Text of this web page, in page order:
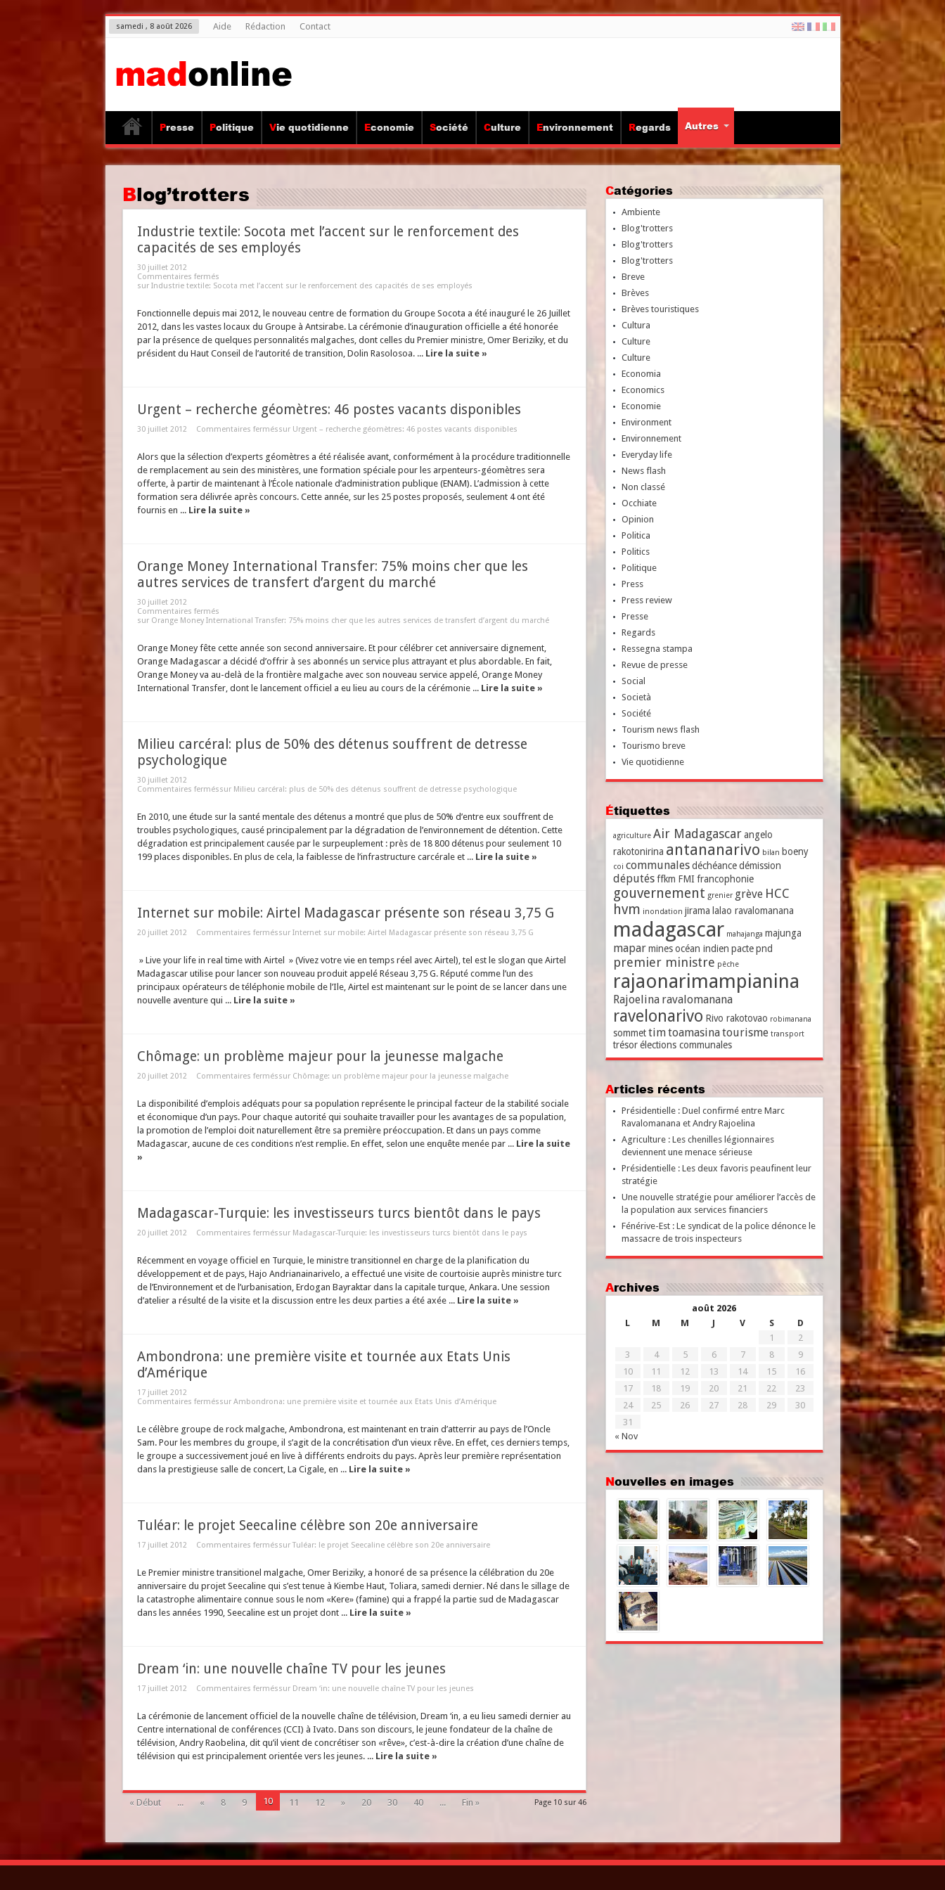
samedi , 8 août 2026 Aide Rédaction Contact
Presse Politique Vie quotidienne Economie Société Culture Environnement Regards Autres
Blog’trotters
Industrie textile: Socota met l’accent sur le renforcement des
capacités de ses employés
30 juillet 2012
Commentaires fermés
sur Industrie textile: Socota met l’accent sur le renforcement des capacités de ses employés
Fonctionnelle depuis mai 2012, le nouveau centre de formation du Groupe Socota a été inauguré le 26 Juillet
2012, dans les vastes locaux du Groupe à Antsirabe. La cérémonie d’inauguration officielle a été honorée
par la présence de quelques personnalités malgaches, dont celles du Premier ministre, Omer Beriziky, et du
président du Haut Conseil de l’autorité de transition, Dolin Rasolosoa. ... Lire la suite »
Urgent – recherche géomètres: 46 postes vacants disponibles
30 juillet 2012 Commentaires ferméssur Urgent – recherche géomètres: 46 postes vacants disponibles
Alors que la sélection d’experts géomètres a été réalisée avant, conformément à la procédure traditionnelle
de remplacement au sein des ministères, une formation spéciale pour les arpenteurs-géomètres sera
offerte, à partir de maintenant à l’École nationale d’administration publique (ENAM). L’admission à cette
formation sera délivrée après concours. Cette année, sur les 25 postes proposés, seulement 4 ont été
fournis en ... Lire la suite »
Orange Money International Transfer: 75% moins cher que les
autres services de transfert d’argent du marché
30 juillet 2012
Commentaires fermés
sur Orange Money International Transfer: 75% moins cher que les autres services de transfert d’argent du marché
Orange Money fête cette année son second anniversaire. Et pour célébrer cet anniversaire dignement,
Orange Madagascar a décidé d’offrir à ses abonnés un service plus attrayant et plus abordable. En fait,
Orange Money va au-delà de la frontière malgache avec son nouveau service appelé, Orange Money
International Transfer, dont le lancement officiel a eu lieu au cours de la cérémonie ... Lire la suite »
Milieu carcéral: plus de 50% des détenus souffrent de detresse
psychologique
30 juillet 2012
Commentaires ferméssur Milieu carcéral: plus de 50% des détenus souffrent de detresse psychologique
En 2010, une étude sur la santé mentale des détenus a montré que plus de 50% d’entre eux souffrent de
troubles psychologiques, causé principalement par la dégradation de l’environnement de détention. Cette
dégradation est principalement causée par le surpeuplement : près de 18 800 détenus pour seulement 10
199 places disponibles. En plus de cela, la faiblesse de l’infrastructure carcérale et ... Lire la suite »
Internet sur mobile: Airtel Madagascar présente son réseau 3,75 G
20 juillet 2012 Commentaires ferméssur Internet sur mobile: Airtel Madagascar présente son réseau 3,75 G
» Live your life in real time with Airtel » (Vivez votre vie en temps réel avec Airtel), tel est le slogan que Airtel
Madagascar utilise pour lancer son nouveau produit appelé Réseau 3,75 G. Réputé comme l’un des
principaux opérateurs de téléphonie mobile de l’Ile, Airtel est maintenant sur le point de se lancer dans une
nouvelle aventure qui ... Lire la suite »
Chômage: un problème majeur pour la jeunesse malgache
20 juillet 2012 Commentaires ferméssur Chômage: un problème majeur pour la jeunesse malgache
La disponibilité d’emplois adéquats pour sa population représente le principal facteur de la stabilité sociale
et économique d’un pays. Pour chaque autorité qui souhaite travailler pour les avantages de sa population,
la promotion de l’emploi doit naturellement être sa première préoccupation. Et dans un pays comme
Madagascar, aucune de ces conditions n’est remplie. En effet, selon une enquête menée par ... Lire la suite
»
Madagascar-Turquie: les investisseurs turcs bientôt dans le pays
20 juillet 2012 Commentaires ferméssur Madagascar-Turquie: les investisseurs turcs bientôt dans le pays
Récemment en voyage officiel en Turquie, le ministre transitionnel en charge de la planification du
développement et de pays, Hajo Andrianainarivelo, a effectué une visite de courtoisie auprès ministre turc
de l’Environnement et de l’urbanisation, Erdogan Bayraktar dans la capitale turque, Ankara. Une session
d’atelier a résulté de la visite et la discussion entre les deux parties a été axée ... Lire la suite »
Ambondrona: une première visite et tournée aux Etats Unis
d’Amérique
17 juillet 2012
Commentaires ferméssur Ambondrona: une première visite et tournée aux Etats Unis d’Amérique
Le célèbre groupe de rock malgache, Ambondrona, est maintenant en train d’atterrir au pays de l’Oncle
Sam. Pour les membres du groupe, il s’agit de la concrétisation d’un vieux rêve. En effet, ces derniers temps,
le groupe a successivement joué en live à différents endroits du pays. Après leur première représentation
dans la prestigieuse salle de concert, La Cigale, en ... Lire la suite »
Tuléar: le projet Seecaline célèbre son 20e anniversaire
17 juillet 2012 Commentaires ferméssur Tuléar: le projet Seecaline célèbre son 20e anniversaire
Le Premier ministre transitionel malgache, Omer Beriziky, a honoré de sa présence la célébration du 20e
anniversaire du projet Seecaline qui s’est tenue à Kiembe Haut, Toliara, samedi dernier. Né dans le sillage de
la catastrophe alimentaire connue sous le nom «Kere» (famine) qui a frappé la partie sud de Madagascar
dans les années 1990, Seecaline est un projet dont ... Lire la suite »
Dream ‘in: une nouvelle chaîne TV pour les jeunes
17 juillet 2012 Commentaires ferméssur Dream ‘in: une nouvelle chaîne TV pour les jeunes
La cérémonie de lancement officiel de la nouvelle chaîne de télévision, Dream ‘in, a eu lieu samedi dernier au
Centre international de conférences (CCI) à Ivato. Dans son discours, le jeune fondateur de la chaîne de
télévision, Andry Raobelina, dit qu’il vient de concrétiser son «rêve», c’est-à-dire la création d’une chaîne de
télévision qui est principalement orientée vers les jeunes. ... Lire la suite »
Page 10 sur 46
« Début ... « 8 9 10 11 12 » 20 30 40 ... Fin »
Catégories
Ambiente
Blog'trotters
Blog'trotters
Blog'trotters
Breve
Brèves
Brèves touristiques
Cultura
Culture
Culture
Economia
Economics
Economie
Environment
Environnement
Everyday life
News flash
Non classé
Occhiate
Opinion
Politica
Politics
Politique
Press
Press review
Presse
Regards
Ressegna stampa
Revue de presse
Social
Società
Société
Tourism news flash
Tourismo breve
Vie quotidienne
Étiquettes
agriculture Air Madagascar angelo
rakotonirina antananarivo bilan boeny
coi communales déchéance démission
députés ffkm FMI francophonie
gouvernement grenier grève HCC
hvm inondation jirama lalao ravalomanana
madagascar mahajanga majunga
mapar mines océan indien pacte pnd
premier ministre pêche
rajaonarimampianina
Rajoelina ravalomanana
ravelonarivo Rivo rakotovao robimanana
sommet timtoamasinatourisme transport
trésor élections communales
Articles récents
Présidentielle : Duel confirmé entre Marc
Ravalomanana et Andry Rajoelina
Agriculture : Les chenilles légionnaires
deviennent une menace sérieuse
Présidentielle : Les deux favoris peaufinent leur
stratégie
Une nouvelle stratégie pour améliorer l’accès de
la population aux services financiers
Fénérive-Est : Le syndicat de la police dénonce le
massacre de trois inspecteurs
Archives
août 2026
L
M M J V S D
« Nov
1
2
3
4 5 6 7 8
9
10
11 12 13 14 15
16
17
18 19 20 21 22
23
24
25 26 27 28 29
30
31
Nouvelles en images